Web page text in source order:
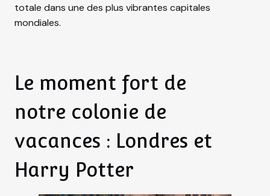
totale dans une des plus vibrantes capitales
mondiales.
Le moment fort de
notre colonie de
vacances : Londres et
Harry Potter